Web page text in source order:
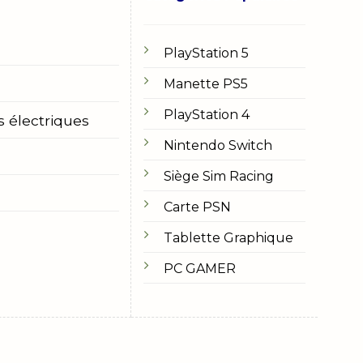
électriques
PlayStation 5
Manette PS5
PlayStation 4
Nintendo Switch
Siège Sim Racing
Carte PSN
Tablette Graphique
PC GAMER